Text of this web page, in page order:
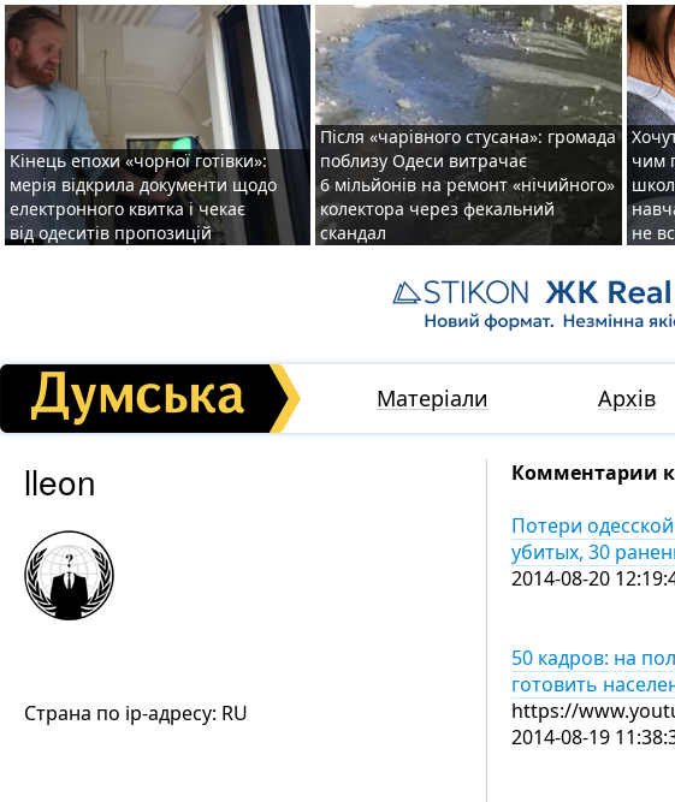
Кінець епохи «чорної готівки»:
мерія відкрила документи щодо
електронного квитка і чекає
від одеситів пропозицій
Після «чарівного стусана»: громада
поблизу Одеси витрачає
6 мільйонів на ремонт «нічийного»
колектора через фекальний
скандал
чим
не
Матеріали Архів
lleon
Страна по ip-адресу: RU
Комментарии
Потери
убитых, 30
2014-08-20
50 кадров: на
готовить
https://
2014-08-19